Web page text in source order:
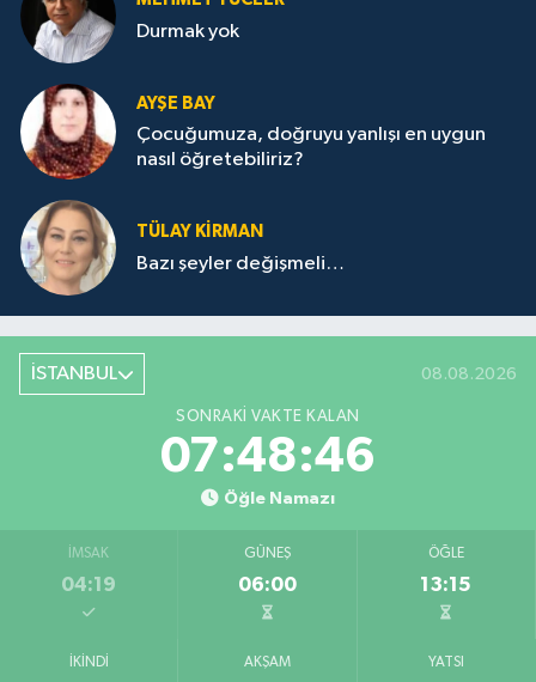
Durmak yok
AYŞE BAY
Çocuğumuza, doğruyu yanlışı en uygun
nasıl öğretebiliriz?
TÜLAY KİRMAN
Bazı şeyler değişmeli…
İSTANBUL 08.08.2026
SONRAKI VAKTE KALAN
07:48:46
Öğle Namazı
İMSAK
04:19
GÜNEŞ
06:00
ÖĞLE
13:15
İKINDI AKŞAM YATSI